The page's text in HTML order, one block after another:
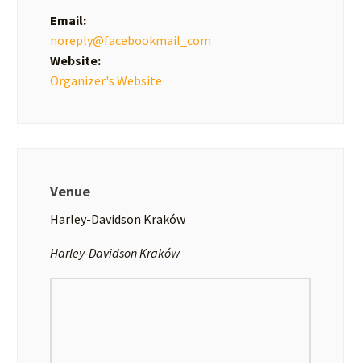
Email:
noreply@facebookmail_com
Website:
Organizer's Website
Venue
Harley-Davidson Kraków
Harley-Davidson Kraków